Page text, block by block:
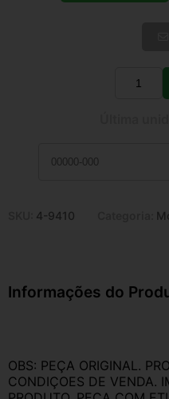
4-9410
Informações do
OBS: PEÇA ORIGINAL.
CONDIÇOES DE VENDA.